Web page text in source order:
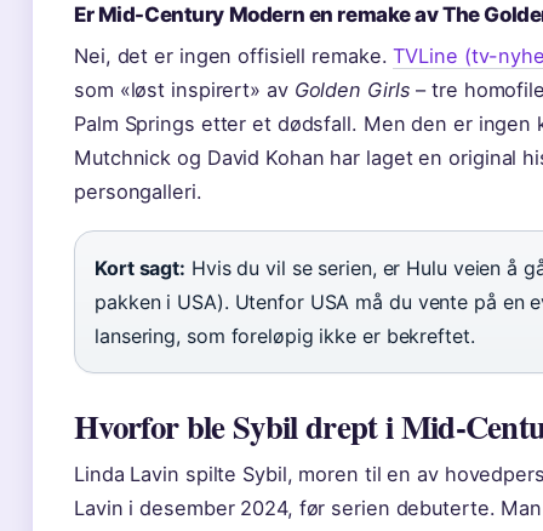
Er Mid-Century Modern en remake av The
Nei, det er ingen offisiell remake.TVLine (tv-
som «løst inspirert» av Golden Girls – tre
Palm Springs etter et dødsfall. Men den er
Mutchnick og David Kohan har laget en original
persongalleri.
Kort sagt: Hvis du vil se serien, er Hulu veien å
pakken i USA). Utenfor USA må du vente på en
lansering, som foreløpig ikke er bekreftet.
Hvorfor ble Sybil drept i Mid-
Linda Lavin spilte Sybil, moren til en av
Lavin i desember 2024, før serien debuterte.